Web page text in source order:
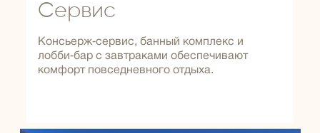
Сервис
Консьерж‑сервис, банный комплекс и
лобби‑бар с завтраками обеспечивают
комфорт повседневного отдыха.